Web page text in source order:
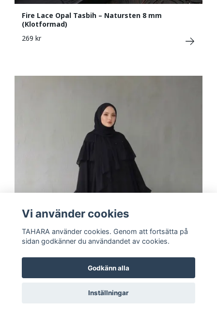
Fire Lace Opal Tasbih – Natursten 8 mm
(Klotformad)
269 kr
Vi använder cookies
TAHARA använder cookies. Genom att fortsätta på
sidan godkänner du användandet av cookies.
Godkänn alla
Inställningar